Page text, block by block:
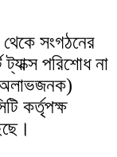
সংগঠনের
পরিশোধ না
কর্তৃপক্ষ